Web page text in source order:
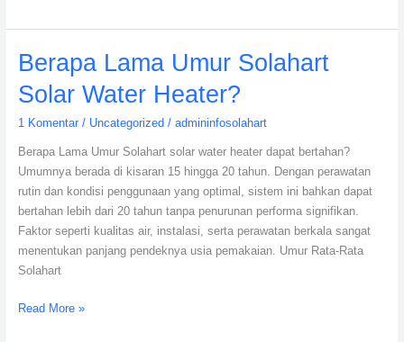
Berapa Lama Umur Solahart
Solar Water Heater?
1 Komentar / Uncategorized/ admininfosolahart
Berapa Lama Umur Solahart solar water heater dapat bertahan?
Umumnya berada di kisaran 15 hingga 20 tahun. Dengan perawatan
rutin dan kondisi penggunaan yang optimal, sistem ini bahkan dapat
bertahan lebih dari 20 tahun tanpa penurunan performa signifikan.
Faktor seperti kualitas air, instalasi, serta perawatan berkala sangat
menentukan panjang pendeknya usia pemakaian. Umur Rata-Rata
Solahart
Berapa
Lama
Umur
Solahart
Water
Heater?
Read More »